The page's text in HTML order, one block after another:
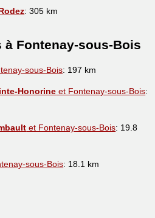
: 305 km
Fontenay-sous-Bois
sous-Bois: 197 km
Honorine et Fontenay-sous-Bois:
et Fontenay-sous-Bois: 19.8
sous-Bois: 18.1 km